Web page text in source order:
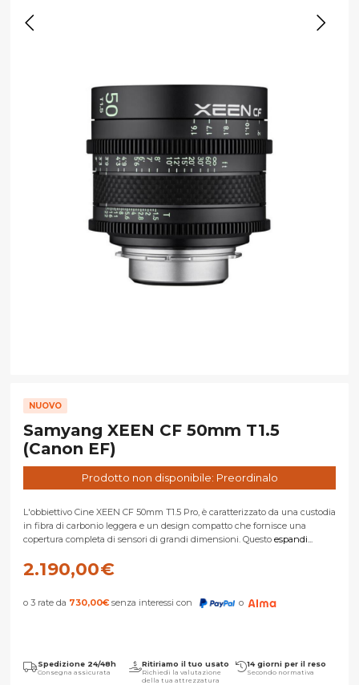
NUOVO
Samyang XEEN CF 50mm T1.5
(Canon EF)
Prodotto non disponibile: Preordinalo
L'obbiettivo Cine XEEN CF 50mm T1.5 Pro, è caratterizzato da una custodia
in fibra di carbonio leggera e un design compatto che fornisce una
copertura completa di sensori di grandi dimensioni. Questo espandi...
2.190,00€
o 3 rate da 730,00€ senza interessi con o
Spedizione 24/48h
Consegna assicurata
Ritiriamo il tuo usato
Richiedi la valutazione
della tua attrezzatura
14 giorni per il reso
Secondo normativa